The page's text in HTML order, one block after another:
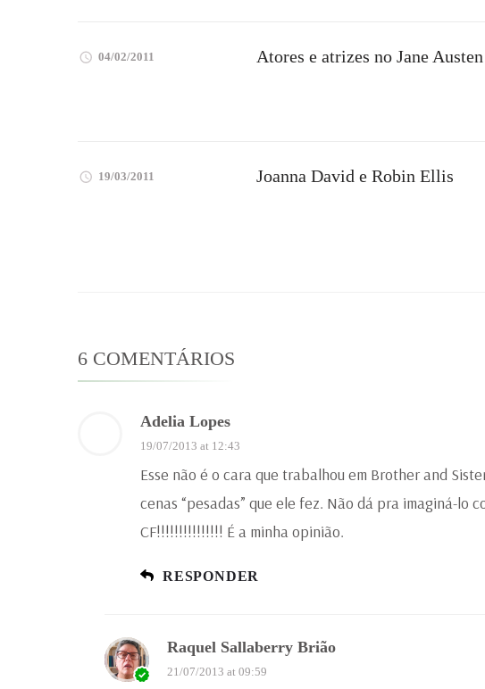
04/02/2011 Atores e atrizes no Jane
19/03/2011 Joanna David e Robin Ellis
6 COMENTÁRIOS
Adelia Lopes
19/07/2013 at 12:43
Esse não é o cara que trabalhou em Brother and
cenas “pesadas” que ele fez. Não dá pra imaginá-lo
CF!!!!!!!!!!!!!!! É a minha opinião.
RESPONDER
Raquel Sallaberry Brião
21/07/2013 at 09:59